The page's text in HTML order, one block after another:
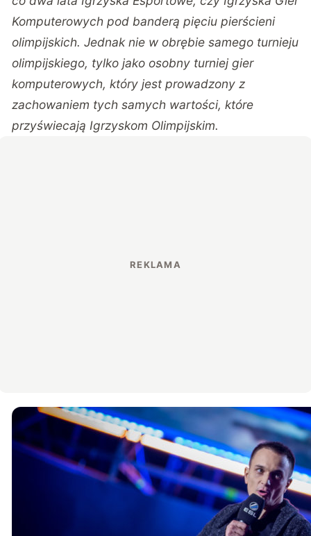
Komputerowych pod banderą pięciu pierścieni
olimpijskich. Jednak nie w obrębie samego turnieju
olimpijskiego, tylko jako osobny turniej gier
komputerowych, który jest prowadzony z
zachowaniem tych samych wartości, które
przyświecają Igrzyskom Olimpijskim.